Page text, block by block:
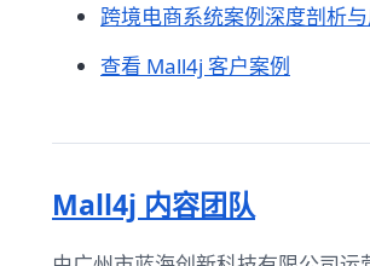
跨境电商系统案例深度剖析
查看 Mall4j 客户案例
Mall4j 内容团队